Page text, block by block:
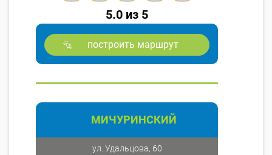
5.0 из 5
построить маршрут
МИЧУРИНСКИЙ
ул. Удальцова, 60